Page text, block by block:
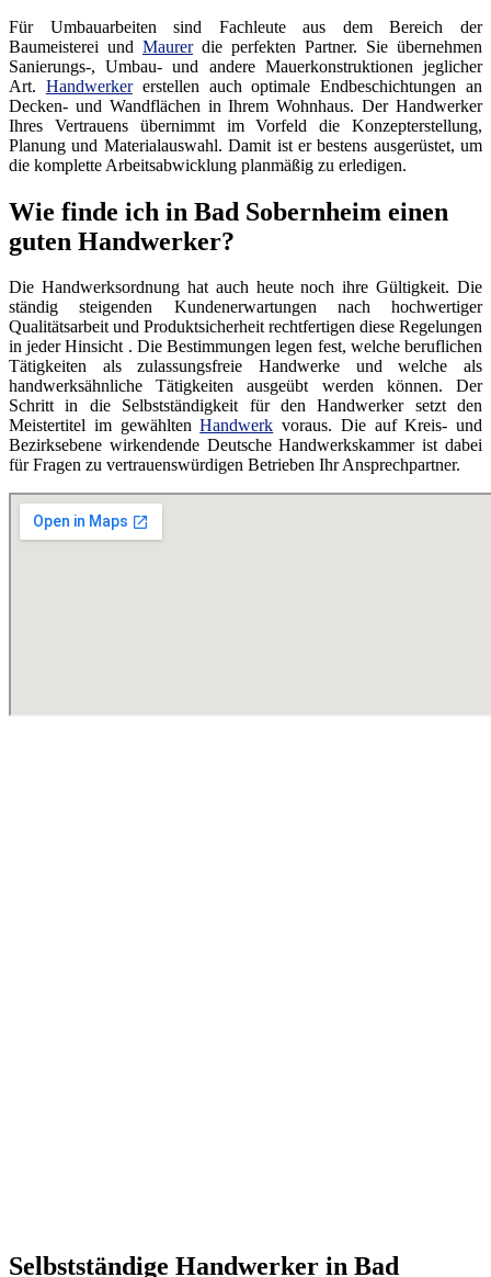
Für Umbauarbeiten sind Fachleute aus dem Bereich der
Baumeisterei und Maurerdie perfekten Partner. Sie übernehmen
Sanierungs-, Umbau- und andere Mauerkonstruktionen jeglicher
Art. Handwerkererstellen auch optimale Endbeschichtungen an
Decken- und Wandflächen in Ihrem Wohnhaus. Der Handwerker
Ihres Vertrauens übernimmt im Vorfeld die Konzepterstellung,
Planung und Materialauswahl. Damit ist er bestens ausgerüstet, um
die komplette Arbeitsabwicklung planmäßig zu erledigen.
Wie finde ich in Bad Sobernheim einen
guten Handwerker?
Die Handwerksordnung hat auch heute noch ihre Gültigkeit. Die
ständig steigenden Kundenerwartungen nach hochwertiger
Qualitätsarbeit und Produktsicherheit rechtfertigen diese Regelungen
in jeder Hinsicht . Die Bestimmungen legen fest, welche beruflichen
Tätigkeiten als zulassungsfreie Handwerke und welche als
handwerksähnliche Tätigkeiten ausgeübt werden können. Der
Schritt in die Selbstständigkeit für den Handwerker setzt den
Meistertitel im gewähltenHandwerk voraus. Die auf Kreis- und
Bezirksebene wirkendende Deutsche Handwerkskammer ist dabei
für Fragen zu vertrauenswürdigen Betrieben Ihr Ansprechpartner.
Selbstständige Handwerker in Bad